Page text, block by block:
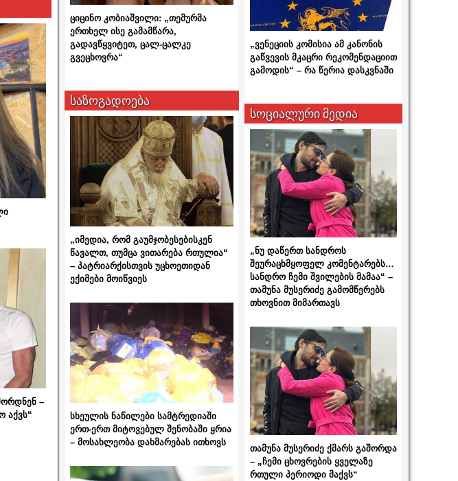
–
აქვს“
ციცინო კობიაშვილი: „თემურმა
ერთხელ ისე გამამწარა,
გადავწყვიტეთ, ცალ-ცალკე
გვეცხოვრა“
საზოგადოება
„იმედია, რომ გაუმჯობესებისკენ
წავალთ, თუმცა ვითარება რთულია“
– პატრიარქისთვის უცხოეთიდან
ექიმები მოიწვიეს
სხეულის ნაწილები სამტრედიაში
ერთ-ერთ მიტოვებულ შენობაში ყრია
– მოსახლეობა დახმარებას ითხოვს
„ვენეციის კომისია ამ კანონის
გაწვევის მკაცრი რეკომენდაციით
გამოდის“ – რა წერია დასკვნაში
სოციალური მედია
„ნუ დაწერთ სანდროს
შეურაცხმყოფელ კომენტარებს…
სანდრო ჩემი შვილების მამაა“ –
თამუნა მუსერიძე გამომწერებს
თხოვნით მიმართავს
თამუნა მუსერიძე ქმარს გაშორდა
– „ჩემი ცხოვრების ყველაზე
რთული პერიოდი მაქვს“